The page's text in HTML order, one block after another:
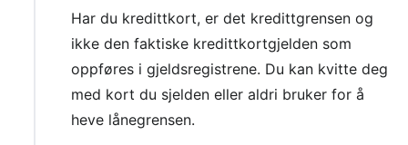
Har du kredittkort, er det kredittgrensen og
ikke den faktiske kredittkortgjelden som
oppføres i gjeldsregistrene. Du kan kvitte deg
med kort du sjelden eller aldri bruker for å
heve lånegrensen.